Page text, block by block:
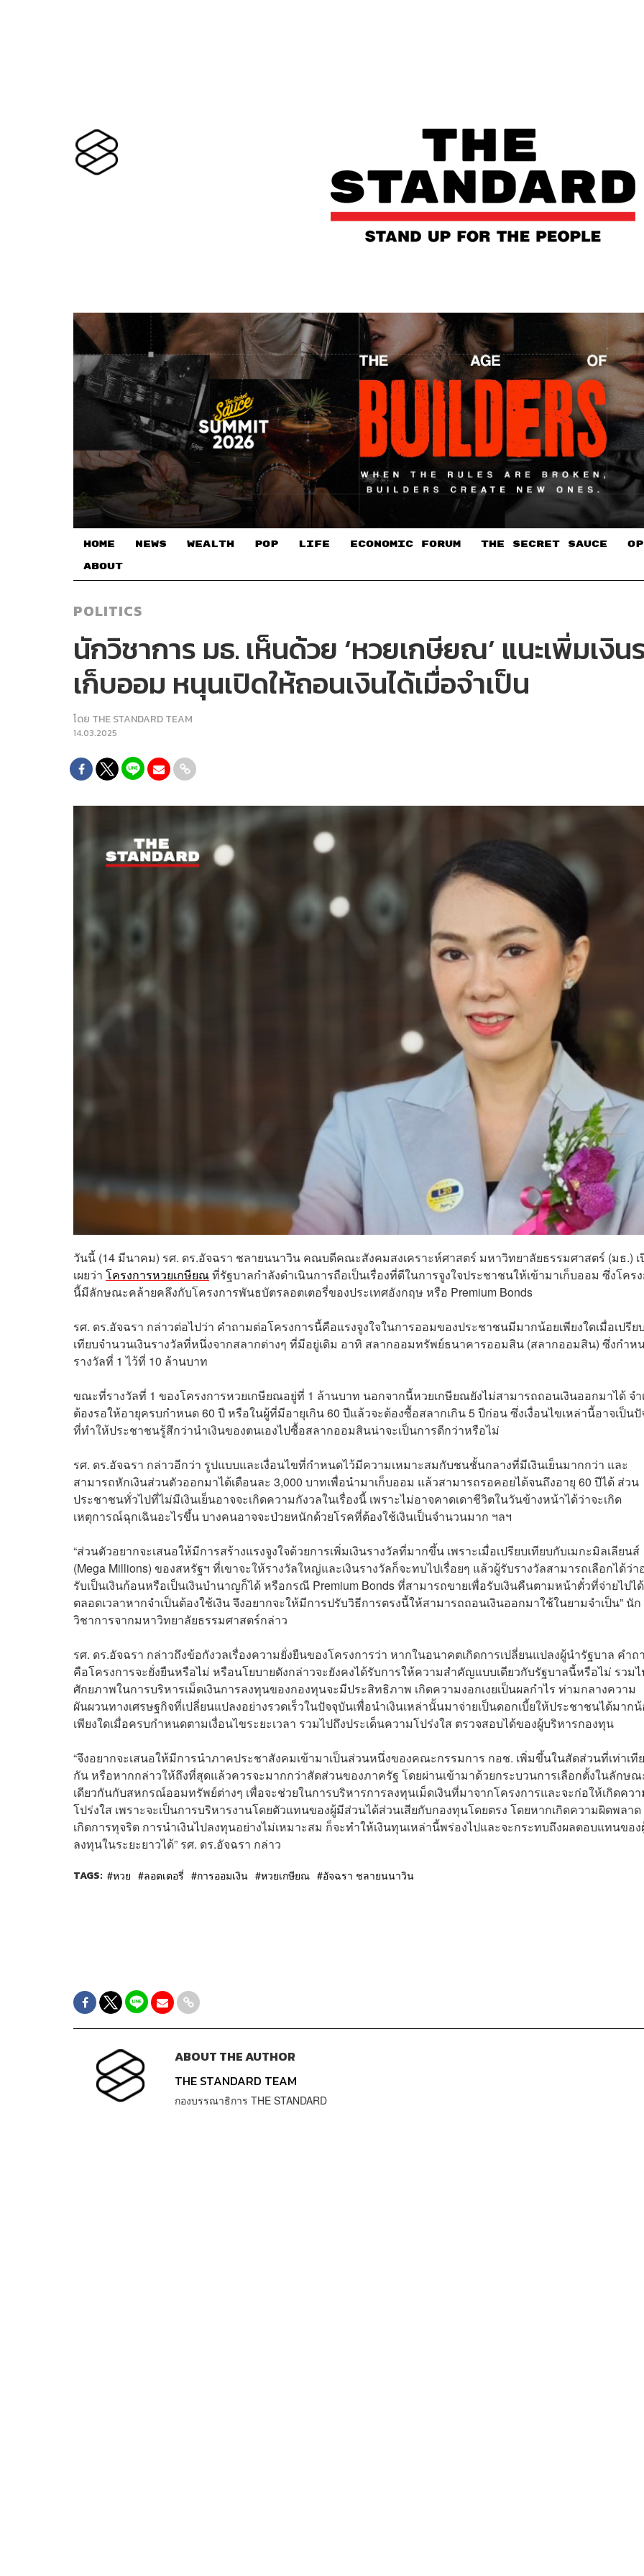
HOME NEWS WEALTH POP LIFE ECONOMIC FORUM THE SECRET SAUCE​
ABOUT
POLITICS
นักวิชาการ มธ. เห็นด้วย ‘หวยเกษียณ’ แนะเพิ่มเงิ
เก็บออม หนุนเปิดให้ถอนเงินได้เมื่อจำเป็น
โดย THE STANDARD TEAM
14.03.2025
วันนี้ (14 มีนาคม) รศ. ดร.อัจฉรา ชลายนนาวิน คณบดีคณะสังคมสงเคราะห์ศาสตร์ มหาวิทยาลัยธรรมศาสตร์ (มธ.) เ
เผยว่า โครงการหวยเกษียณที่รัฐบาลกำลังดำเนินการถือเป็นเรื่องที่ดีในการจูงใจประชาชนให้เข้ามาเก็บออม ซึ่งโคร
นี้มีลักษณะคล้ายคลึงกับโครงการพันธบัตรลอตเตอรี่ของประเทศอังกฤษ หรือ Premium Bonds
รศ. ดร.อัจฉรา กล่าวต่อไปว่า คำถามต่อโครงการนี้คือแรงจูงใจในการออมของประชาชนมีมากน้อยเพียงใดเมื่อเปรียบ
เทียบจำนวนเงินรางวัลที่หนึ่งจากสลากต่างๆ ที่มีอยู่เดิม อาทิ สลากออมทรัพย์ธนาคารออมสิน (สลากออมสิน) ซึ่งกำห
รางวัลที่ 1 ไว้ที่ 10 ล้านบาท
ขณะที่รางวัลที่ 1 ของโครงการหวยเกษียณอยู่ที่ 1 ล้านบาท นอกจากนี้หวยเกษียณยังไม่สามารถถอนเงินออกมาได้ จำ
ต้องรอให้อายุครบกำหนด 60 ปี หรือในผู้ที่มีอายุเกิน 60 ปีแล้วจะต้องซื้อสลากเกิน 5 ปีก่อน ซึ่งเงื่อนไขเหล่านี้อาจเป็นปั
ที่ทำให้ประชาชนรู้สึกว่านำเงินของตนเองไปซื้อสลากออมสินน่าจะเป็นการดีกว่าหรือไม่
รศ. ดร.อัจฉรา กล่าวอีกว่า รูปแบบและเงื่อนไขที่กำหนดไว้มีความเหมาะสมกับชนชั้นกลางที่มีเงินเย็นมากกว่า และ
สามารถหักเงินส่วนตัวออกมาได้เดือนละ 3,000 บาทเพื่อนำมาเก็บออม แล้วสามารถรอคอยได้จนถึงอายุ 60 ปีได้ ส่วน
ประชาชนทั่วไปที่ไม่มีเงินเย็นอาจจะเกิดความกังวลในเรื่องนี้ เพราะไม่อาจคาดเดาชีวิตในวันข้างหน้าได้ว่าจะเกิด
เหตุการณ์ฉุกเฉินอะไรขึ้น บางคนอาจจะป่วยหนักด้วยโรคที่ต้องใช้เงินเป็นจำนวนมาก ฯลฯ
“ส่วนตัวอยากจะเสนอให้มีการสร้างแรงจูงใจด้วยการเพิ่มเงินรางวัลที่มากขึ้น เพราะเมื่อเปรียบเทียบกับเมกะมิลเลียนส์
(Mega Millions) ของสหรัฐฯ ที่เขาจะให้รางวัลใหญ่และเงินรางวัลก็จะทบไปเรื่อยๆ แล้วผู้รับรางวัลสามารถเลือกได้ว่า
รับเป็นเงินก้อนหรือเป็นเงินบำนาญก็ได้ หรือกรณี Premium Bonds ที่สามารถขายเพื่อรับเงินคืนตามหน้าตั๋วที่จ่ายไปได้
ตลอดเวลาหากจำเป็นต้องใช้เงิน จึงอยากจะให้มีการปรับวิธีการตรงนี้ให้สามารถถอนเงินออกมาใช้ในยามจำเป็น” นัก
วิชาการจากมหาวิทยาลัยธรรมศาสตร์กล่าว
รศ. ดร.อัจฉรา กล่าวถึงข้อกังวลเรื่องความยั่งยืนของโครงการว่า หากในอนาคตเกิดการเปลี่ยนแปลงผู้นำรัฐบาล คำถ
คือโครงการจะยั่งยืนหรือไม่ หรือนโยบายดังกล่าวจะยังคงได้รับการให้ความสำคัญแบบเดียวกับรัฐบาลนี้หรือไม่ รวมไ
ศักยภาพในการบริหารเม็ดเงินการลงทุนของกองทุนจะมีประสิทธิภาพ เกิดความงอกเงยเป็นผลกำไร ท่ามกลางความ
ผันผวนทางเศรษฐกิจที่เปลี่ยนแปลงอย่างรวดเร็วในปัจจุบันเพื่อนำเงินเหล่านั้นมาจ่ายเป็นดอกเบี้ยให้ประชาชนได้มาก
เพียงใดเมื่อครบกำหนดตามเงื่อนไขระยะเวลา รวมไปถึงประเด็นความโปร่งใส ตรวจสอบได้ของผู้บริหารกองทุน
“จึงอยากจะเสนอให้มีการนำภาคประชาสังคมเข้ามาเป็นส่วนหนึ่งของคณะกรรมการ กอช. เพิ่มขึ้นในสัดส่วนที่เท่าเที
กัน หรือหากกล่าวให้ถึงที่สุดแล้วควรจะมากกว่าสัดส่วนของภาครัฐ โดยผ่านเข้ามาด้วยกระบวนการเลือกตั้งในลักษณ
เดียวกันกับสหกรณ์ออมทรัพย์ต่างๆ เพื่อจะช่วยในการบริหารการลงทุนเม็ดเงินที่มาจากโครงการและจะก่อให้เกิดควา
โปร่งใส เพราะจะเป็นการบริหารงานโดยตัวแทนของผู้มีส่วนได้ส่วนเสียกับกองทุนโดยตรง โดยหากเกิดความผิดพลาด
เกิดการทุจริต การนำเงินไปลงทุนอย่างไม่เหมาะสม ก็จะทำให้เงินทุนเหล่านี้พร่องไปและจะกระทบถึงผลตอบแทนของ
ลงทุนในระยะยาวได้” รศ. ดร.อัจฉรา กล่าว
TAGS: หวย ลอตเตอรี่ การออมเงิน หวยเกษียณ อัจฉรา ชลายนนาวิน
ABOUT THE AUTHOR
THE STANDARD TEAM
กองบรรณาธิการ THE STANDARD